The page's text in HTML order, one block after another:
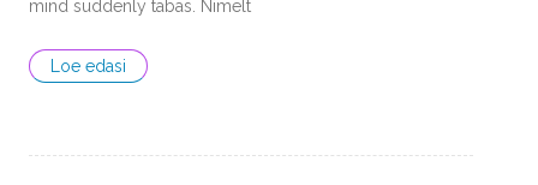
mind suddenly tabas. Nimelt
Loe edasi